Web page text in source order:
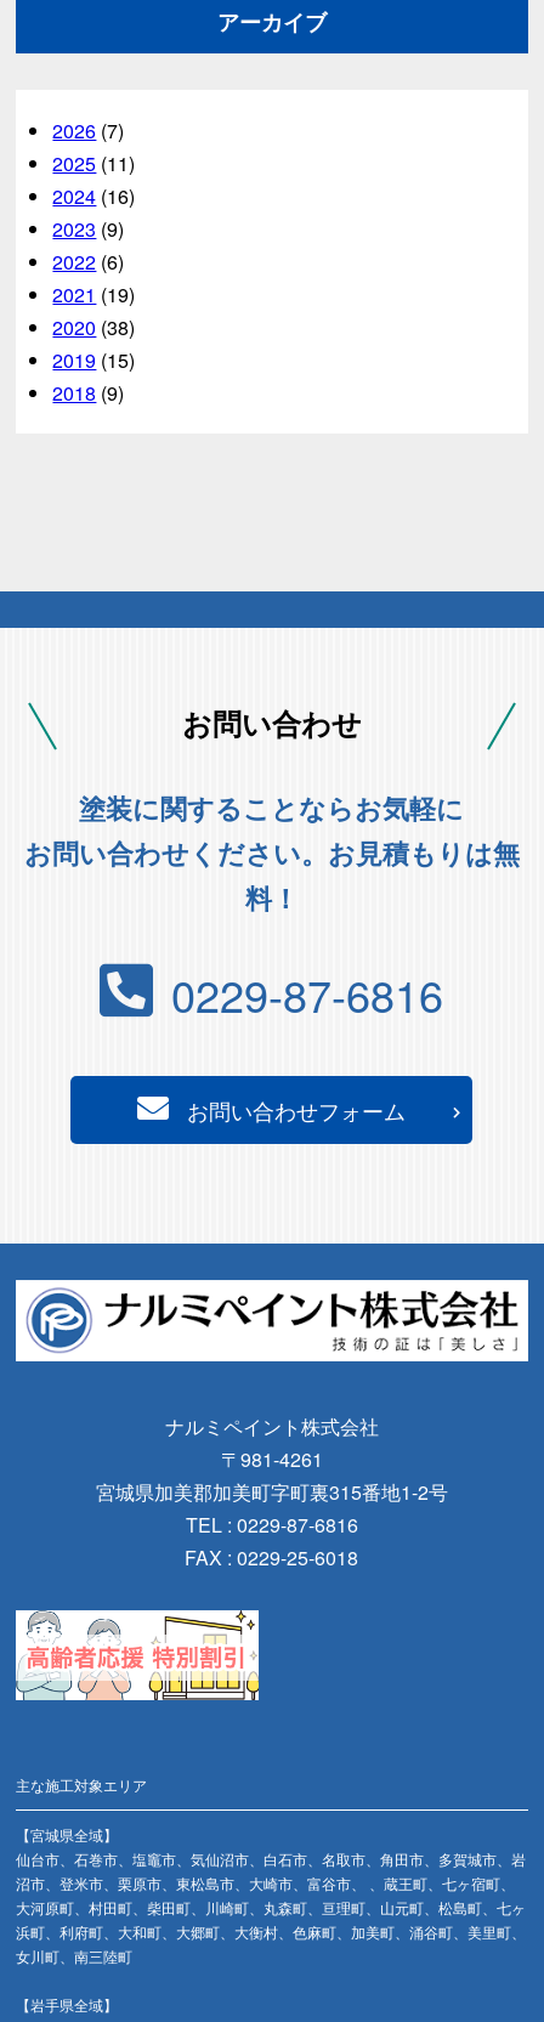
アーカイブ
2026 (7)
2025 (11)
2024 (16)
2023 (9)
2022 (6)
2021 (19)
2020 (38)
2019 (15)
2018 (9)
お問い合わせ
塗装に関することならお気軽に
お問い合わせください。お見積もりは無
料！
0229-87-6816
お問い合わせフォーム
ナルミペイント株式会社
〒981-4261
宮城県加美郡加美町字町裏315番地1-2号
TEL : 0229-87-6816
FAX : 0229-25-6018
主な施工対象エリア
【宮城県全域】
仙台市、石巻市、塩竈市、気仙沼市、白石市、名取市、角田市、多賀城市、岩
沼市、登米市、栗原市、東松島市、大崎市、富谷市、 、蔵王町、七ヶ宿町、
大河原町、村田町、柴田町、川崎町、丸森町、亘理町、山元町、松島町、七ヶ
浜町、利府町、大和町、大郷町、大衡村、色麻町、加美町、涌谷町、美里町、
女川町、南三陸町
【岩手県全域】